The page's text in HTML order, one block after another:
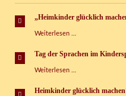
„Heimkinder glücklich
Weiterlesen …
machen“
Tag der Sprachen im
Weiterlesen …
Sprachen
Heimkinder glücklich